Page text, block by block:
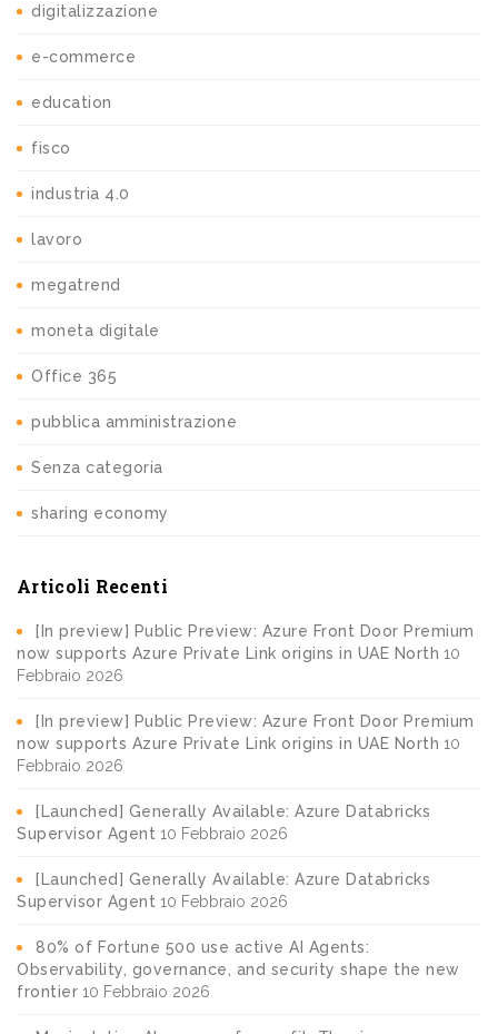
digitalizzazione
e-commerce
education
fisco
industria 4.0
lavoro
megatrend
moneta digitale
Office 365
pubblica amministrazione
Senza categoria
sharing economy
Articoli Recenti
[In preview] Public Preview: Azure Front Door Premium
now supports Azure Private Link origins in UAE North 10
Febbraio 2026
[In preview] Public Preview: Azure Front Door Premium
now supports Azure Private Link origins in UAE North 10
Febbraio 2026
[Launched] Generally Available: Azure Databricks
Supervisor Agent 10 Febbraio 2026
[Launched] Generally Available: Azure Databricks
Supervisor Agent 10 Febbraio 2026
80% of Fortune 500 use active AI Agents:
Observability, governance, and security shape the new
frontier 10 Febbraio 2026